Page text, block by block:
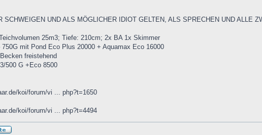
SCHWEIGEN UND ALS MÖGLICHER IDIOT GELTEN, ALS SPRECHEN UND ALLE
25m3; Tiefe: 210cm; 2x BA 1x Skimmer
mit Pond Eco Plus 20000 + Aquamax Eco 16000
freistehend
500 G +Eco 8500
koi/forum/vi ... php?t=1650
koi/forum/vi ... php?t=4494